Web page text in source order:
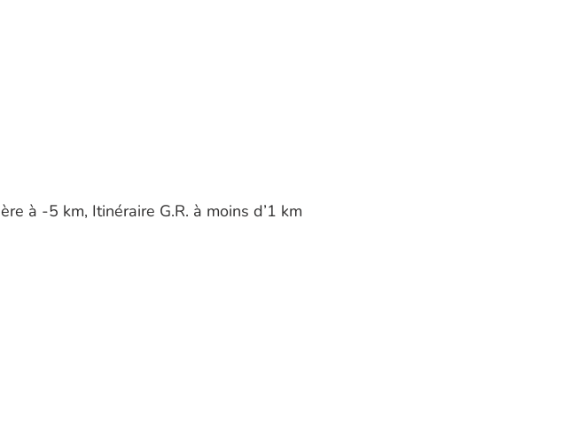
à -5 km, Itinéraire G.R. à moins d’1 km